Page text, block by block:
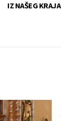
IZ NAŠEG KRAJA